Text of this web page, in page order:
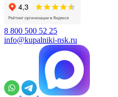
8 800 500 52 25
info@kupalniki-nsk.ru